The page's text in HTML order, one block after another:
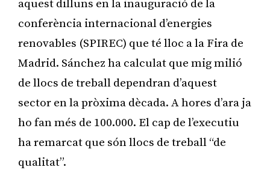
aquest dilluns en la inauguració de la
conferència internacional d’energies
renovables (SPIREC) que té lloc a la Fira de
Madrid. Sánchez ha calculat que mig milió
de llocs de treball dependran d’aquest
sector en la pròxima dècada. A hores d’ara ja
ho fan més de 100.000. El cap de l’executiu
ha remarcat que són llocs de treball “de
qualitat”.